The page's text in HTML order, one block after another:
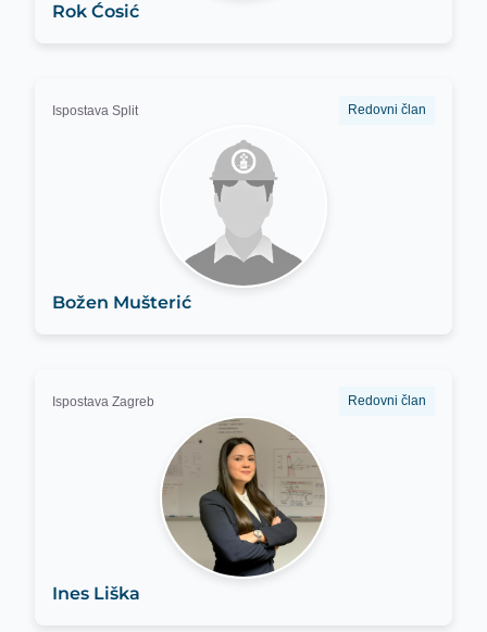
Rok Ćosić
Ispostava Split Redovni član
Božen Mušterić
Ispostava Zagreb Redovni član
Ines Liška